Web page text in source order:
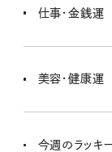
熱的な展開があっ
仕事・金銭運
う。ドキドキでき
美容・健康運
とで気持ちも体も
今週のラッキ